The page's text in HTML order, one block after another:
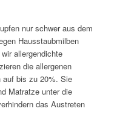
nur schwer aus dem
Hausstaubmilben
allergendichte
die allergenen
auf bis zu 20%. Sie
Matratze unter die
das Austreten